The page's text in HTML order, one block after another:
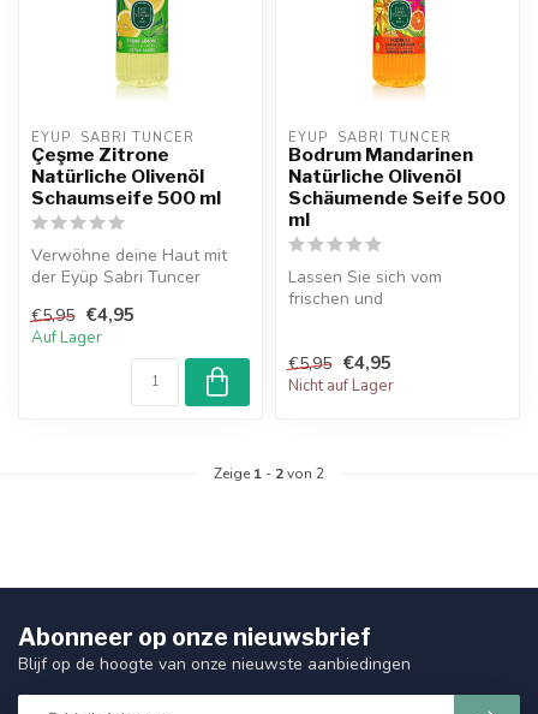
EYUP  SABRI TUNCER
Çeşme Zitrone
Natürliche Olivenöl
Schaumseife 500 ml
Verwöhne deine Haut mit
der Eyüp Sabri Tuncer
Schaumseife...
€5,95 €4,95
Auf Lager
EYUP  SABRI TUNCER
Bodrum Mandarinen
Natürliche Olivenöl
Schäumende Seife 500
ml
Lassen Sie sich vom
frischen und
€5,95 €4,95
Nicht auf Lager
Zeige 1 - 2von 2
Abonneer op onze nieuwsbrief
Blijf op de hoogte van onze nieuwste aanbiedingen